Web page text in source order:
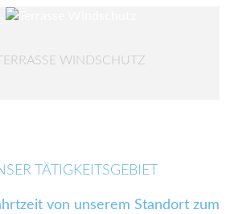
WINDSCHUTZ
TÄTIGKEITSGEBIET
von unserem Standort zum